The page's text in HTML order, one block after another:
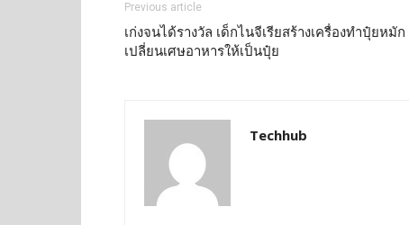
Previous article
เก่งจนได้รางวัล เด็กไนจีเรียสร้างเครื่องทำปุ๋ยหมัก
เปลี่ยนเศษอาหารให้เป็นปุ๋ย
Techhub